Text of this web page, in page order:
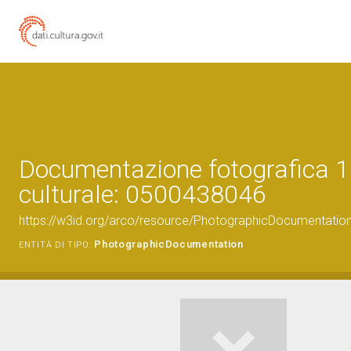
Documentazione fotografica
culturale: 0500438046
https://w3id.org/arco/resource/
ENTITÀ DI TIPO: PhotographicDocumentation